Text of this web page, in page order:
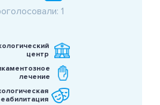
1
центр
лечение